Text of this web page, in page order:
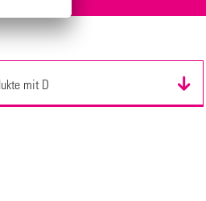
mit D